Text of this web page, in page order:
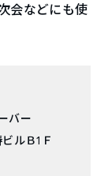
会などにも使
バー
ルＢ1Ｆ